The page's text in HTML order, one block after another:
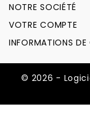
NOTRE SOCIÉTÉ
VOTRE COMPTE
INFORMATIONS
© 2026 -